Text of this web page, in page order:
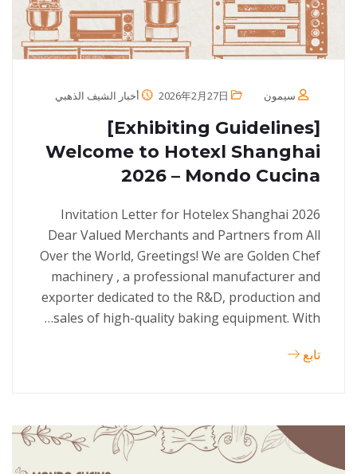
سيمون 2026年2月27日 أخبار الشيف الذهبي
[Exhibiting Guidelines]
Welcome to Hotexl Shanghai
2026 – Mondo Cucina
Invitation Letter for Hotelex Shanghai 2026
Dear Valued Merchants and Partners from All
Over the World, Greetings! We are Golden Chef
machinery , a professional manufacturer and
exporter dedicated to the R&D, production and
sales of high-quality baking equipment. With…
تابع